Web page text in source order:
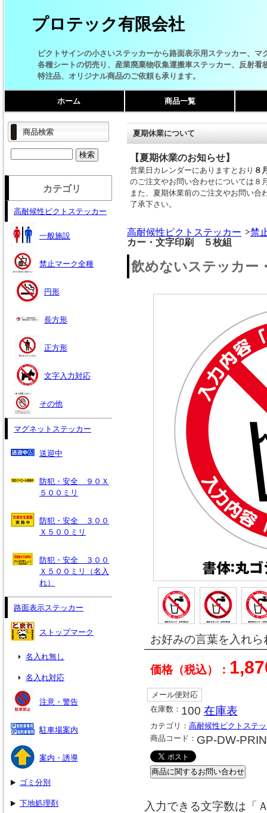
プロテック有限会社
ピクトサインの小さいステッカーから路面表示用ステッカー、マ
各種シートの切売り、産業廃棄物収集運搬車ステッカー、反射看
特注品、オリジナル商品のご依頼も承ります。
ホーム 商品一覧
夏期休業について
【夏期休業のお知らせ】
営業日カレンダーにありますとおり ８
のご注文やお問い合わせについては８
また、夏期休業前のご注文やお問い合
了承下さい。
高耐候性ピクトステッカー
禁
カー・文字印刷 ５枚組
飲めないステッカ
お好みの言葉を入れ
価格（税込）：
メール便対応
在庫数： 100 在庫表
カテゴリ： 高耐候性ピクトステ
商品コード： GP-DW-
入力できる文字数は「
商品検索
カテゴリ
高耐候性ピクトステッカー
一般施設
禁止マーク全種
円形
長方形
正方形
文字入力対応
その他
マグネットステッカー
送迎中
防犯・安全 ９０Ｘ
５００ミリ
防犯・安全 ３００
Ｘ５００ミリ
防犯・安全 ３００
Ｘ５００ミリ（名入
れ）
路面表示ステッカー
ストップマーク
名入れ無し
名入れ対応
注意・警告
駐車場案内
案内・誘導
ゴミ分別
下地処理剤